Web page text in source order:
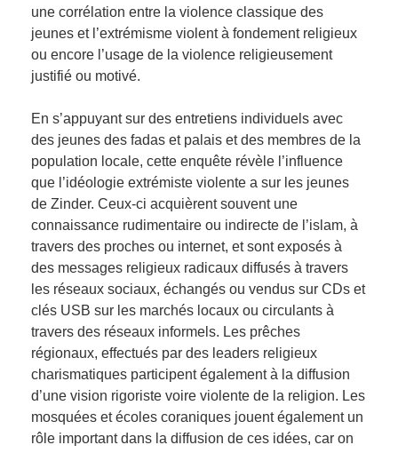
une corrélation entre la violence classique des
jeunes et l’extrémisme violent à fondement religieux
ou encore l’usage de la violence religieusement
justifié ou motivé.
En s’appuyant sur des entretiens individuels avec
des jeunes des fadas et palais et des membres de la
population locale, cette enquête révèle l’influence
que l’idéologie extrémiste violente a sur les jeunes
de Zinder. Ceux-ci acquièrent souvent une
connaissance rudimentaire ou indirecte de l’islam, à
travers des proches ou internet, et sont exposés à
des messages religieux radicaux diffusés à travers
les réseaux sociaux, échangés ou vendus sur CDs et
clés USB sur les marchés locaux ou circulants à
travers des réseaux informels. Les prêches
régionaux, effectués par des leaders religieux
charismatiques participent également à la diffusion
d’une vision rigoriste voire violente de la religion. Les
mosquées et écoles coraniques jouent également un
rôle important dans la diffusion de ces idées, car on